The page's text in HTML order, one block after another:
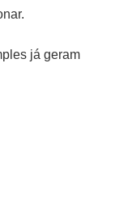
já geram